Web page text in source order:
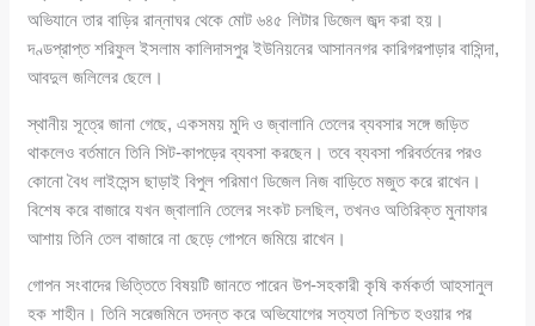
অভিযানে তার বাড়ির রান্নাঘর থেকে মোট ৬৪৫ লিটার ডিজেল জব্দ করা হয়।
দণ্ডপ্রাপ্ত শরিফুল ইসলাম কালিদাসপুর ইউনিয়নের আসাননগর কারিগরপাড়ার বাসিন্দা,
আবদুল জলিলের ছেলে।
স্থানীয় সূত্রে জানা গেছে, একসময় মুদি ও জ্বালানি তেলের ব্যবসার সঙ্গে জড়িত
থাকলেও বর্তমানে তিনি সিট-কাপড়ের ব্যবসা করছেন। তবে ব্যবসা পরিবর্তনের পরও
কোনো বৈধ লাইসেন্স ছাড়াই বিপুল পরিমাণ ডিজেল নিজ বাড়িতে মজুত করে রাখেন।
বিশেষ করে বাজারে যখন জ্বালানি তেলের সংকট চলছিল, তখনও অতিরিক্ত মুনাফার
আশায় তিনি তেল বাজারে না ছেড়ে গোপনে জমিয়ে রাখেন।
গোপন সংবাদের ভিত্তিতে বিষয়টি জানতে পারেন উপ-সহকারী কৃষি কর্মকর্তা আহসানুল
হক শাহীন। তিনি সরেজমিনে তদন্ত করে অভিযোগের সত্যতা নিশ্চিত হওয়ার পর